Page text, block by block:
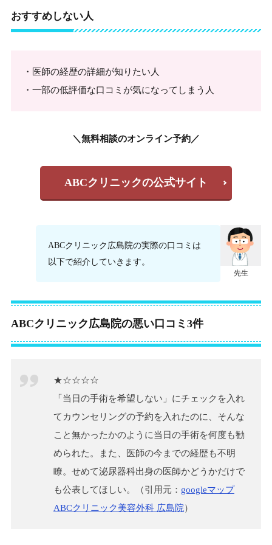
おすすめしない人
・医師の経歴の詳細が知りたい人
・一部の低評価な口コミが気になってしまう人
＼無料相談のオンライン予約／
ABCクリニックの公式サイト
先生
ABCクリニック広島院の実際の口コミは
以下で紹介していきます。
ABCクリニック広島院の悪い口コミ3件
★☆☆☆☆
「当日の手術を希望しない」にチェックを入れ
てカウンセリングの予約を入れたのに、そんな
こと無かったかのように当日の手術を何度も勧
められた。また、医師の今までの経歴も不明
瞭。せめて泌尿器科出身の医師かどうかだけで
も公表してほしい。（引用元： googleマップ
ABCクリニック美容外科 広島院）